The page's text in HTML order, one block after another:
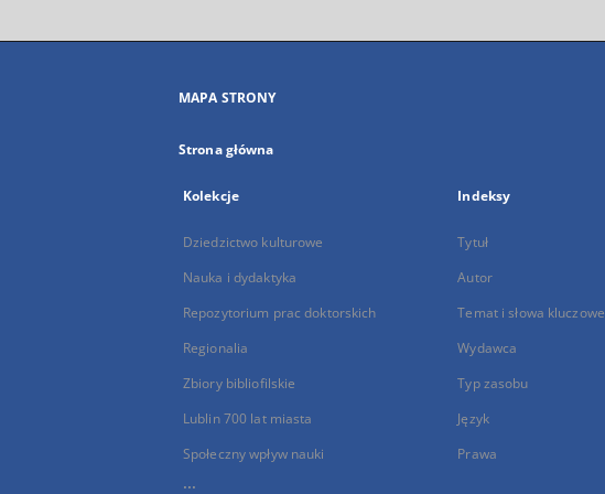
MAPA STRONY
Strona główna
Kolekcje
Dziedzictwo kulturowe
Nauka i dydaktyka
Repozytorium prac doktorskich
Regionalia
Zbiory bibliofilskie
Lublin 700 lat miasta
Społeczny wpływ nauki
...
Indeksy
Tytuł
Autor
Temat i słowa kluczowe
Wydawca
Typ zasobu
Język
Prawa